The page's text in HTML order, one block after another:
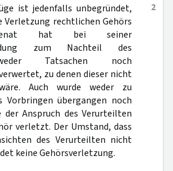
2
ist jedenfalls unbegründet,
Verletzung rechtlichen Gehörs
hat bei seiner
zum Nachteil des
Tatsachen noch
zu denen dieser nicht
Auch wurde weder zu
Vorbringen übergangen noch
der Anspruch des Verurteilten
verletzt. Der Umstand, dass
des Verurteilten nicht
keine Gehörsverletzung.